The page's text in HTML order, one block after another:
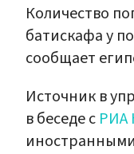
Количество
батискафа у
сообщает
Источник в
в беседе с РИА